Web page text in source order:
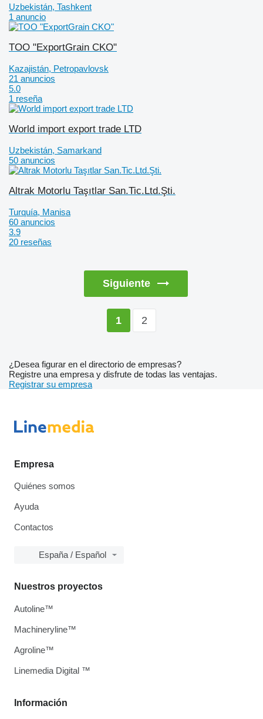
Uzbekistán, Tashkent
1 anuncio
TOO "ExportGrain CKO"
Kazajistán, Petropavlovsk
21 anuncios
5.0
1 reseña
World import export trade LTD
Uzbekistán, Samarkand
50 anuncios
Altrak Motorlu Taşıtlar San.Tic.Ltd.Şti.
Turquía, Manisa
60 anuncios
3.9
20 reseñas
Siguiente
1 2
¿Desea figurar en el directorio de empresas?
Registre una empresa y disfrute de todas las ventajas.
Registrar su empresa
Empresa
Quiénes somos
Ayuda
Contactos
España / Español
Información
Nuestros proyectos
Autoline™
Machineryline™
Agroline™
Linemedia Digital ™